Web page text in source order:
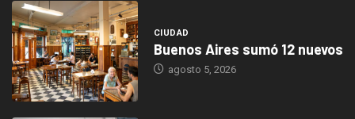
CIUDAD
Buenos Aires sumó 12 nuevos
agosto 5, 2026